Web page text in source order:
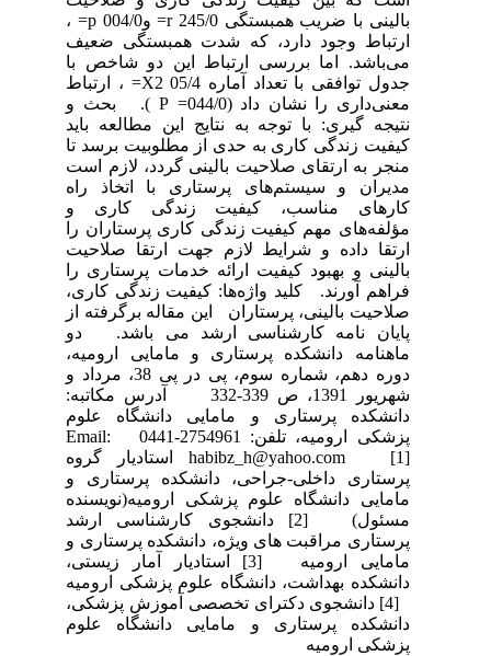
بالینی با ضریب همبستگی 245/0 r= و004/0 p= ،
ارتباط وجود دارد، که شدت همبستگی ضعیف
می‌باشد. اما بررسی ارتباط این دو شاخص با
جدول توافقی با تعداد آماره 05/4 X2= ، ارتباط
معنی‌داری را نشان داد (044/0= P ). بحث و
نتیجه گیری: با توجه به نتایج این مطالعه باید
کیفیت زندگی کاری به حدی از مطلوبیت برسد تا
منجر به ارتقای صلاحیت بالینی گردد، لازم است
مدیران و سیستم‌های پرستاری با اتخاذ راه
کارهای مناسب، کیفیت زندگی کاری و
مؤلفه‌های مهم کیفیت زندگی کاری پرستاران را
ارتقا داده و شرایط لازم جهت ارتقا صلاحیت
بالینی و بهبود کیفیت ارائه خدمات پرستاری را
فراهم آورند. کلید واژه‌ها: کیفیت زندگی کاری،
صلاحیت بالینی، پرستاران این مقاله برگرفته از
پایان نامه کارشناسی ارشد می باشد. دو
ماهنامه دانشکده پرستاری و مامایی ارومیه،
دوره دهم، شماره سوم، پی در پی 38، مرداد و
شهریور 1391، ص 339-332 آدرس مکاتبه:
دانشکده پرستاری و مامایی دانشگاه علوم
پزشکی ارومیه، تلفن: 2754961-0441 Email:
habibz_h@yahoo.com [1] استادیار گروه
پرستاری داخلی-جراحی، دانشکده پرستاری و
مامایی دانشگاه علوم پزشکی ارومیه(نویسنده
مسئول) [2] دانشجوی کارشناسی ارشد
پرستاری مراقبت های ویژه، دانشکده پرستاری و
مامایی ارومیه [3] استادیار آمار زیستی،
دانشکده بهداشت، دانشگاه علوم پزشکی ارومیه
[4] دانشجوی دکترای تخصصی آموزش پزشکی،
دانشکده پرستاری و مامایی دانشگاه علوم
پزشکی ارومیه